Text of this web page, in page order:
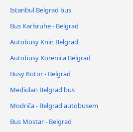
Istanbul Belgrad bus
Bus Karlsruhe - Belgrad
Autobusy Knin Belgrad
Autobusy Korenica Belgrad
Busy Kotor - Belgrad
Mediolan Belgrad bus
Modriča - Belgrad autobusem
Bus Mostar - Belgrad